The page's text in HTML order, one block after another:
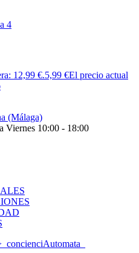
12,99 €.5,99 €El precio actual
(Málaga)
Viernes 10:00 - 18:00